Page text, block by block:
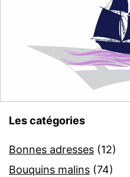
Les catégories
Bonnes adresses (12)
Bouquins malins (74)